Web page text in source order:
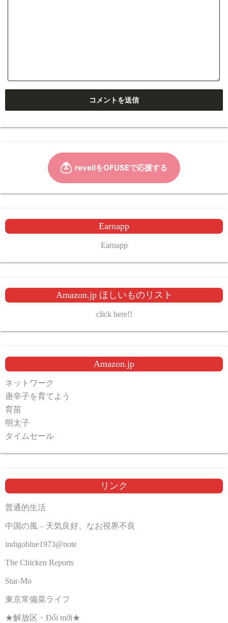
Earnapp
Earnapp
Amazon.jp ほしいものリスト
click here!!
Amazon.jp
ネットワーク
唐辛子を育てよう
育苗
明太子
タイムセール
リンク
普通的生活
中国の風 – 天気良好、なお視界不良
indigoblue1973@note
The Chicken Reports
Star-Mo
東京常備菜ライフ
★解放区・Đổi mới★